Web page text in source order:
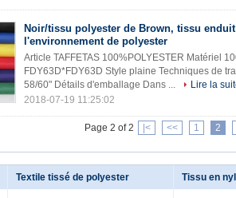
Noir/tissu polyester de Brown, tissu
l'environnement de polyester
Article TAFFETAS 100%POLYESTER Matériel
FDY63D*FDY63D Style plaine Techniques de
58/60" Détails d'emballage Dans ...
Lire la
2018-07-19 11:25:02
Page 2 of 2 |< << 1 2
Textile tissé de polyester Tissu en